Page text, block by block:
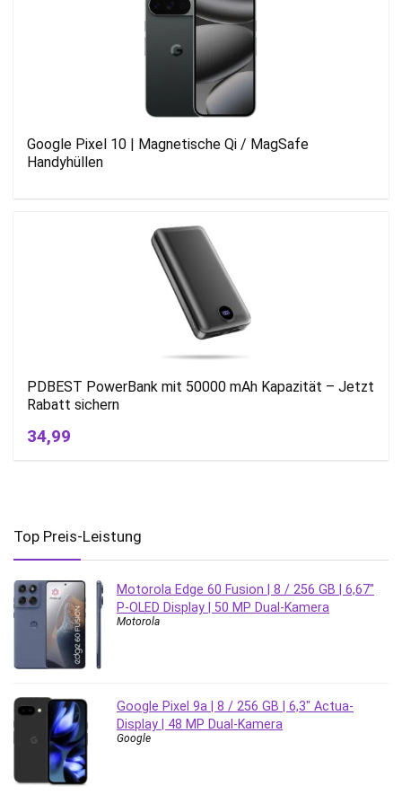
Google Pixel 10 | Magnetische Qi / MagSafe
Handyhüllen
PDBEST PowerBank mit 50000 mAh Kapazität – Jetzt
Rabatt sichern
34,99
Top Preis-Leistung
Motorola Edge 60 Fusion | 8 / 256 GB | 6,67″
P-OLED Display | 50 MP Dual-Kamera
Motorola
Google Pixel 9a | 8 / 256 GB | 6,3″ Actua-
Display | 48 MP Dual-Kamera
Google